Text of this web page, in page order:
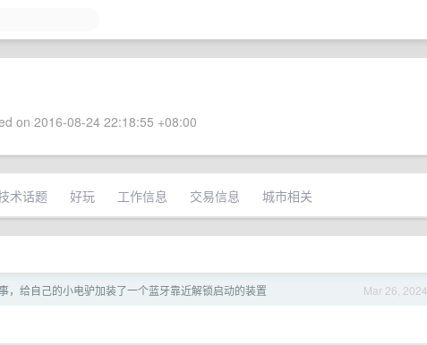
on 2016-08-24 22:18:55 +08:00
术话题 好玩 工作信息 交易信息 城市相关
Mar 26, 2024
，给自己的小电驴加装了一个蓝牙靠近解锁启动的装置